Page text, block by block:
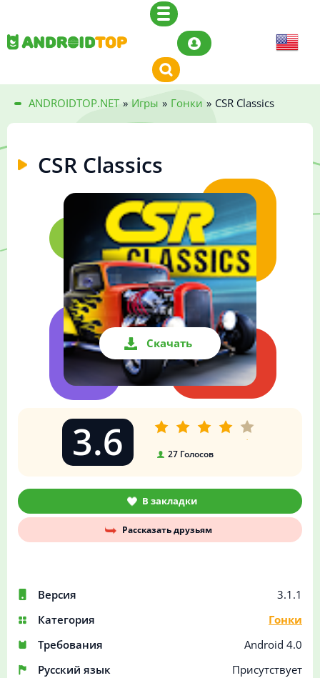
ANDROIDTOP.NET » Игры » Гонки » CSR Classics
CSR Classics
Скачать
Версия
3.1.1
Категория
Гонки
Требования
Android 4.0
Русский язык
Присутствует
3.6 27 Голосов
В закладки
Рассказать друзьям